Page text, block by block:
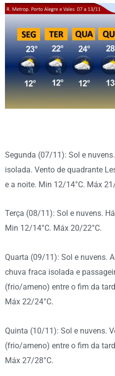
Segunda (07/11): Sol e
isolada. Vento de quadrante
e a noite. Min 12/14°C. Máx
Terça (08/11): Sol e nuvens.
Min 12/14°C. Máx 20/22°C.
Quarta (09/11): Sol e nuvens.
chuva fraca isolada e
(frio/ameno) entre o fim da
Máx 22/24°C.
Quinta (10/11): Sol e nuvens.
(frio/ameno) entre o fim da
Máx 27/28°C.